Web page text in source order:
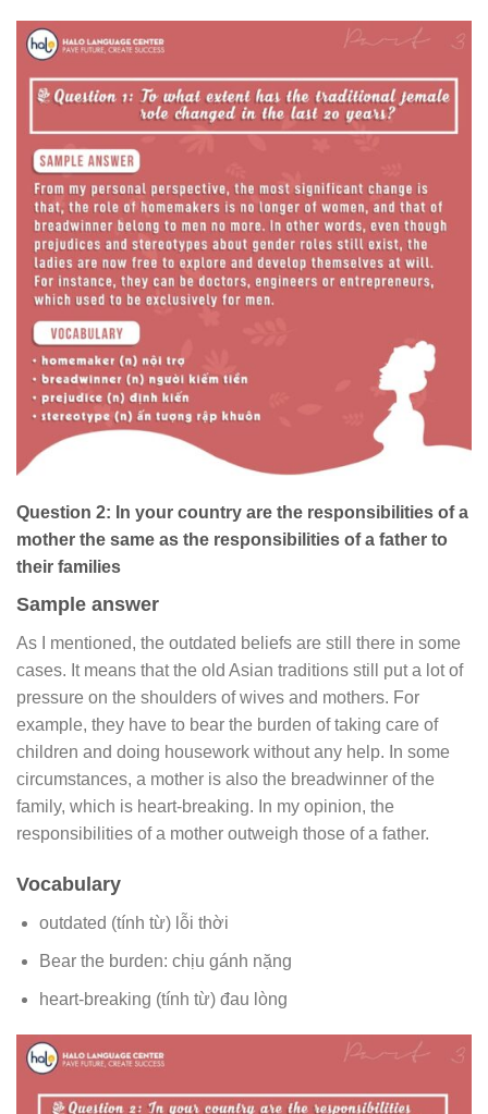
Question 2: In your country are the responsibilities of a
mother the same as the responsibilities of a father to
their families
Sample answer
As I mentioned, the outdated beliefs are still there in some
cases. It means that the old Asian traditions still put a lot of
pressure on the shoulders of wives and mothers. For
example, they have to bear the burden of taking care of
children and doing housework without any help. In some
circumstances, a mother is also the breadwinner of the
family, which is heart-breaking. In my opinion, the
responsibilities of a mother outweigh those of a father.
Vocabulary
outdated (tính từ) lỗi thời
Bear the burden: chịu gánh nặng
heart-breaking (tính từ) đau lòng